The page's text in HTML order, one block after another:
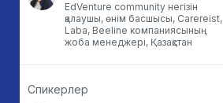
EdVenture community негізін
қалаушы, өнім басшысы, Carereist,
Laba, Beeline компаниясының
жоба менеджері, Қазақстан
Спикерлер